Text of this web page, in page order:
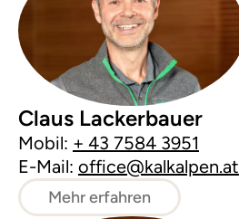
Claus Lackerbauer
Mobil: + 43 7584 3951
E-Mail: office@kalkalpen.at
Mehr erfahren